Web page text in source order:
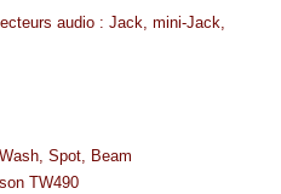
audio : Jack, mini-Jack,
Spot, Beam
TW490